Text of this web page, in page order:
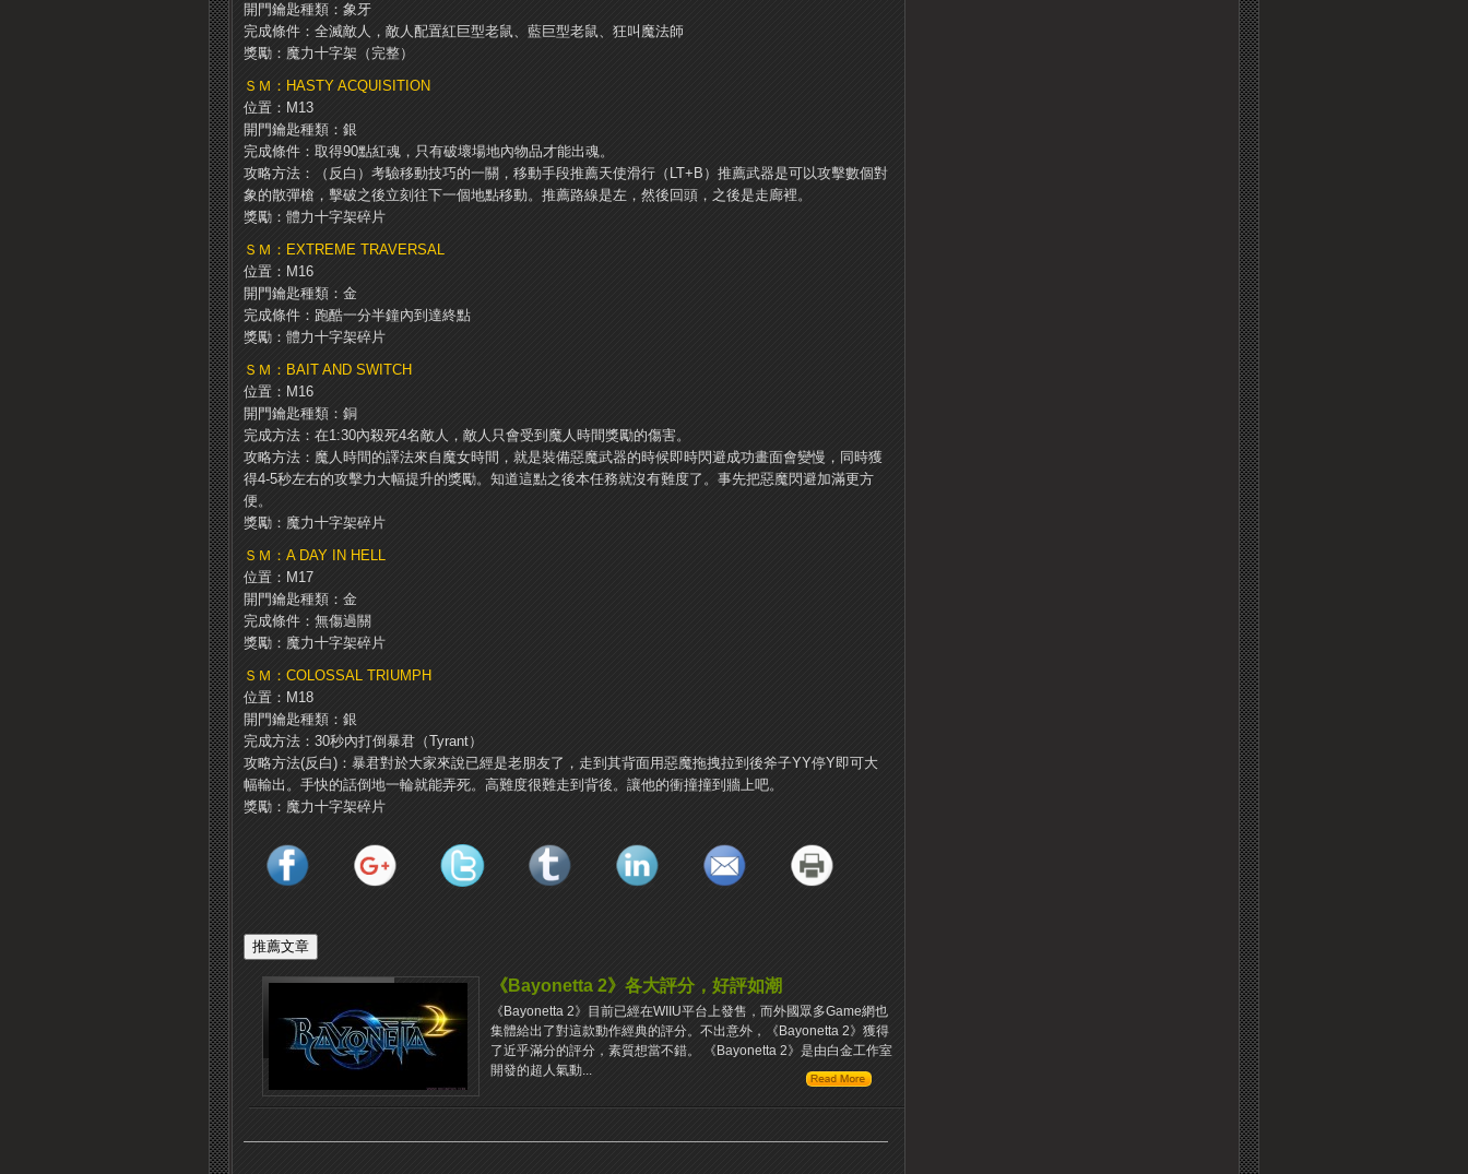
開門鑰匙種類：象牙
完成條件：全滅敵人，敵人配置紅巨型老鼠、藍巨型老鼠、狂叫魔法師
獎勵：魔力十字架（完整）
ＳＭ：HASTY ACQUISITION
位置：M13
開門鑰匙種類：銀
完成條件：取得90點紅魂，只有破壞場地內物品才能出魂。
攻略方法：（反白）考驗移動技巧的一關，移動手段推薦天使滑行（LT+B）推薦武器是可以攻擊數個對
象的散彈槍，擊破之後立刻往下一個地點移動。 推薦路線是左，然後回頭，之後是走廊裡。
獎勵：體力十字架碎片
ＳＭ：EXTREME TRAVERSAL
位置：M16
開門鑰匙種類：金
完成條件：跑酷一分半鐘內到達終點
獎勵：體力十字架碎片
ＳＭ：BAIT AND SWITCH
位置：M16
開門鑰匙種類：銅
完成方法：在1:30內殺死4名敵人，敵人只會受到魔人時間獎勵的傷害。
攻略方法：魔人時間的譯法來自魔女時間，就是裝備惡魔武器的時候即時閃避成功畫面會變慢，同時獲
得4-5秒左右的攻擊力大幅提升的獎勵。 知道這點之後本任務就沒有難度了。 事先把惡魔閃避加滿更方
便。
獎勵：魔力十字架碎片
ＳＭ：A DAY IN HELL
位置：M17
開門鑰匙種類：金
完成條件：無傷過關
獎勵：魔力十字架碎片
ＳＭ：COLOSSAL TRIUMPH
位置：M18
開門鑰匙種類：銀
完成方法：30秒內打倒暴君（Tyrant）
攻略方法(反白)：暴君對於大家來說已經是老朋友了，走到其背面用惡魔拖拽拉到後斧子YY停Y即可大
幅輸出。 手快的話倒地一輪就能弄死。 高難度很難走到背後。 讓他的衝撞撞到牆上吧。
獎勵：魔力十字架碎片
《Bayonetta 2》各大評分，好評如潮
《Bayonetta 2》目前已經在WIIU平台上發售，而外國眾多Game網也
集體給出了對這款動作經典的評分。不出意外，《Bayonetta 2》獲得
了近乎滿分的評分，素質想當不錯。 《Bayonetta 2》是由白金工作室
開發的超人氣動...